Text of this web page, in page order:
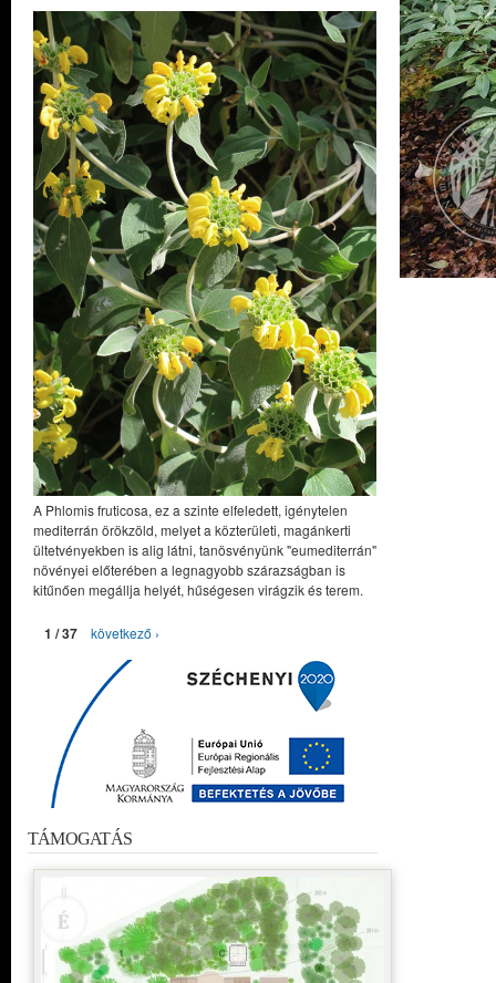
A Phlomis fruticosa, ez a szinte elfeledett, igénytelen
mediterrán örökzöld, melyet a közterületi, magánkerti
ültetvényekben is alig látni, tanösvényünk "eumediterrán"
növényei előterében a legnagyobb szárazságban is
kitűnően megállja helyét, hűségesen virágzik és terem.
1 / 37 következő ›
TÁMOGATÁS